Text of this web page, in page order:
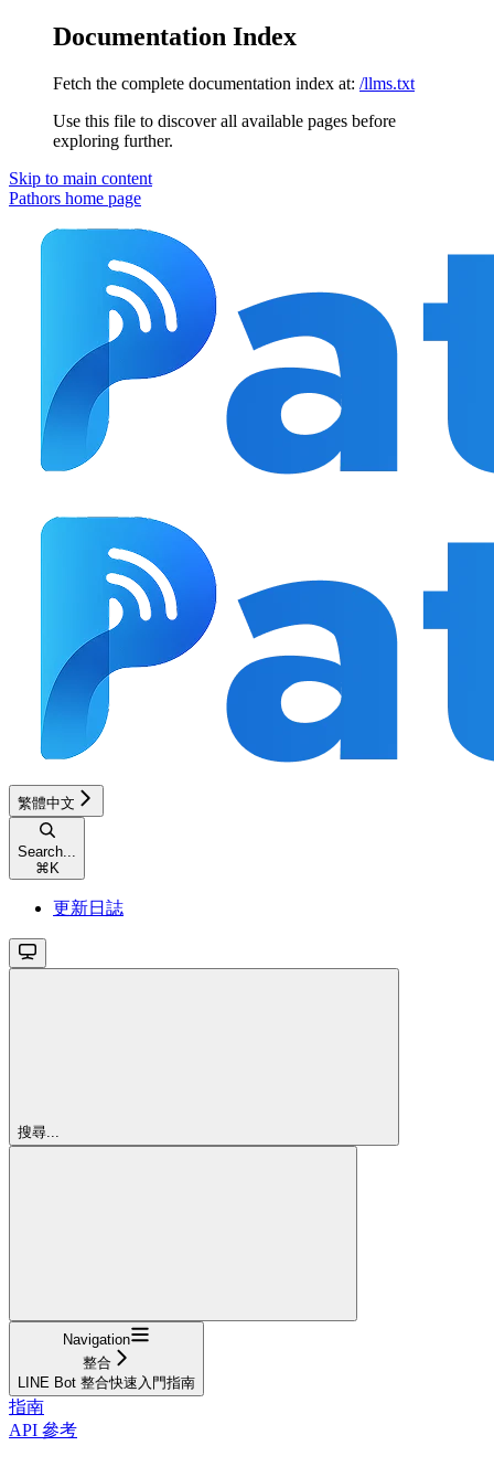
Documentation Index
Fetch the complete documentation index at: /llms.txt
Use this file to discover all available pages before
exploring further.
Skip to main content
Pathors home page
繁體中文
Search...
⌘ K
更新日誌
搜尋...
Navigation
整合
LINE Bot 整合快速入門指南
指南
API 參考